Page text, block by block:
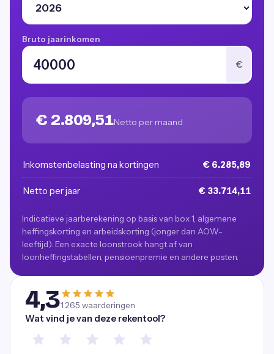
Bruto jaarinkomen
€
€ 2.809,51Netto per maand
Inkomstenbelasting na kortingen € 6.285,89
Netto per jaar € 33.714,11
Indicatieve jaarberekening op basis van box 1, algemene
heffingskorting en arbeidskorting (jonger dan AOW-
leeftijd). Een exacte loonstrook hangt af van
loonheffingstabellen, pensioenpremie en andere posten.
4,31.265 waarderingen
Wat vind je van deze rekentool?